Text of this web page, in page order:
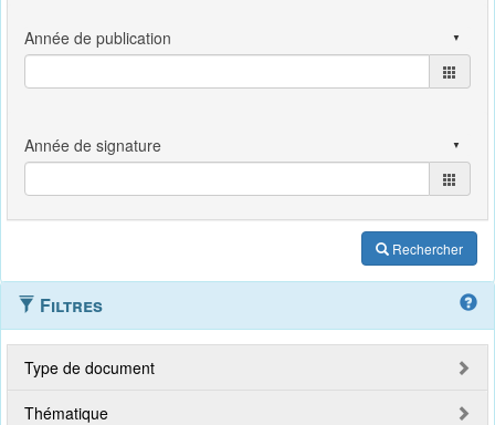
Rechercher
Filtres
Type de document
Thématique